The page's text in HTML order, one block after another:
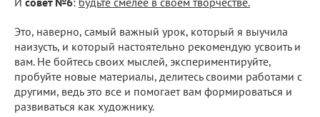
Это, наверно, самый важный урок, который я выучила
наизусть, и который настоятельно рекомендую усвоить и
вам. Не бойтесь своих мыслей, экспериментируйте,
пробуйте новые материалы, делитесь своими работами с
другими, ведь это все и помогает вам формироваться и
развиваться как художнику.